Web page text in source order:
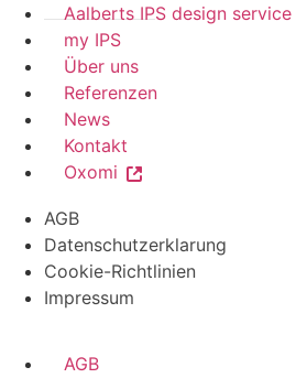
Aalberts IPS design service
my IPS
Über uns
Referenzen
News
Kontakt
Oxomi
AGB
Datenschutzerklarung
Cookie-Richtlinien
Impressum
AGB